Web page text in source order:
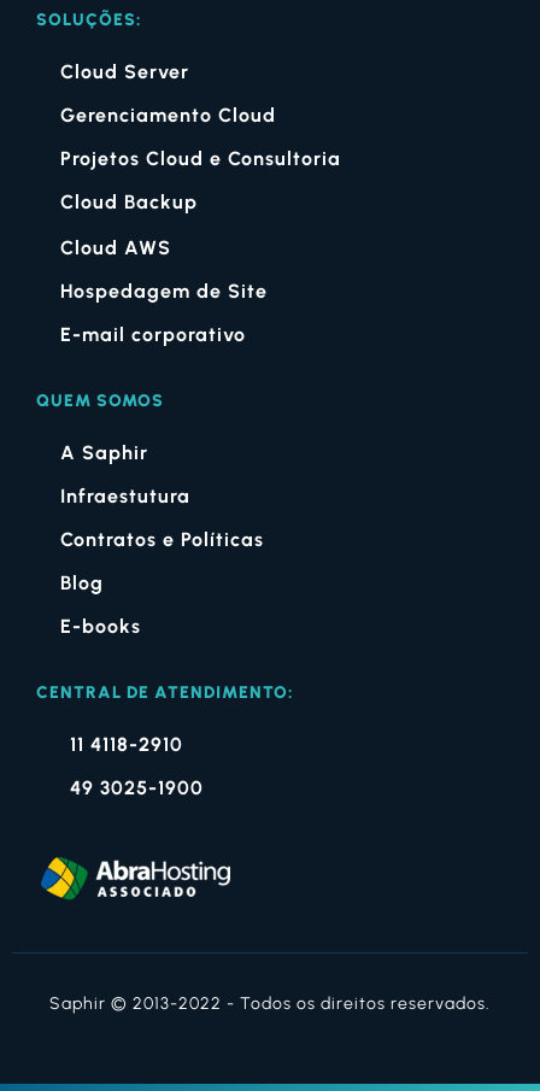
SOLUÇÕES:
Cloud Server
Gerenciamento Cloud
Projetos Cloud e Consultoria
Cloud Backup
Cloud AWS
Hospedagem de Site
E-mail corporativo
QUEM SOMOS
A Saphir
Infraestutura
Contratos e Políticas
Blog
E-books
CENTRAL DE ATENDIMENTO:
11 4118-2910
49 3025-1900
Saphir © 2013-2022 - Todos os direitos reservados.